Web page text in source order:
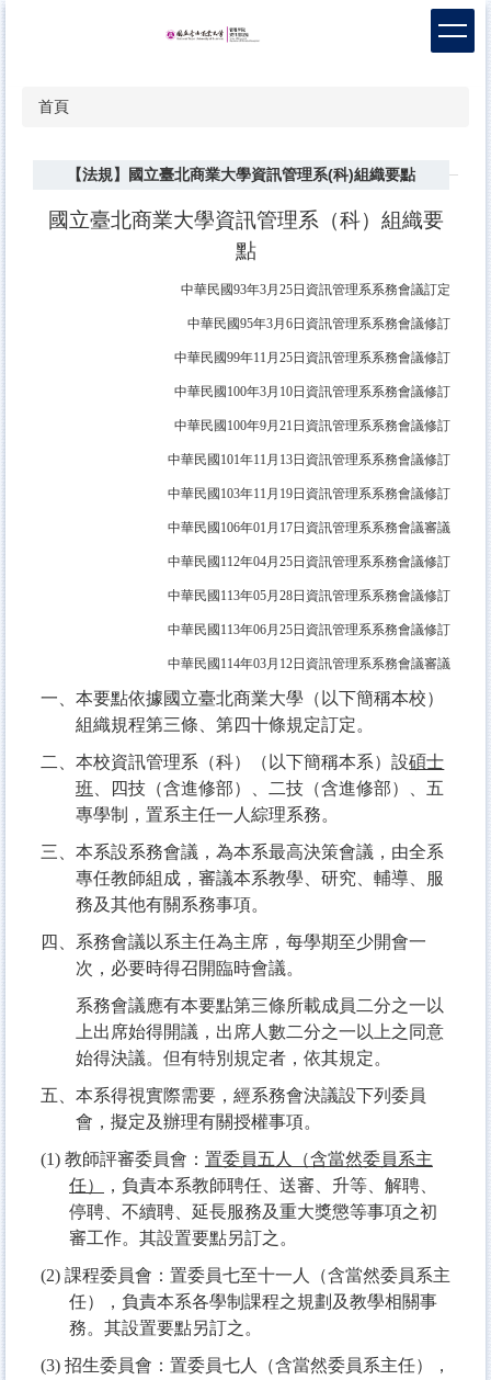
首頁
【法規】國立臺北商業大學資訊管理系(科)組織要點
國立臺北商業大學資訊管理系（科）組織要
點
中華民國93年3月25日資訊管理系系務會議訂定
中華民國95年3月6日資訊管理系系務會議修訂
中華民國99年11月25日資訊管理系系務會議修訂
中華民國100年3月10日資訊管理系系務會議修訂
中華民國100年9月21日資訊管理系系務會議修訂
中華民國101年11月13日資訊管理系系務會議修訂
中華民國103年11月19日資訊管理系系務會議修訂
中華民國106年01月17日資訊管理系系務會議審議
中華民國112年04月25日資訊管理系系務會議修訂
中華民國113年05月28日資訊管理系系務會議修訂
中華民國113年06月25日資訊管理系系務會議修訂
中華民國114年03月12日資訊管理系系務會議審議
一、本要點依據國立臺北商業大學（以下簡稱本校）
組織規程第三條、第四十條規定訂定。
二、本校資訊管理系（科）（以下簡稱本系）設碩士
班 、四技（含進修部）、二技（含進修部）、五
專學制，置系主任一人綜理系務。
三、本系設系務會議，為本系最高決策會議，由全系
專任教師組成，審議本系教學、研究、輔導、服
務及其他有關系務事項。
四、系務會議以系主任為主席，每學期至少開會一
次，必要時得召開臨時會議。
系務會議應有本要點第三條所載成員二分之一以
上出席始得開議，出席人數二分之一以上之同意
始得決議。但有特別規定者，依其規定。
五、本系得視實際需要，經系務會決議設下列委員
會，擬定及辦理有關授權事項。
(1) 教師評審委員會： 置委員五人（含當然委員系主
任）
，負責本系教師聘任、送審、升等、解聘、
停聘、不續聘、延長服務及重大獎懲等事項之初
審工作。其設置要點另訂之。
(2) 課程委員會：置委員七至十一人（含當然委員系主
任），負責本系各學制課程之規劃及教學相關事
務。其設置要點另訂之。
(3) 招生委員會：置委員七人（含當然委員系主任），